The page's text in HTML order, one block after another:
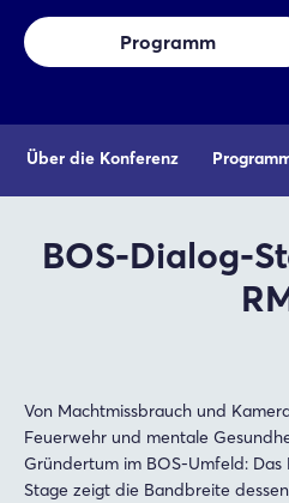
Programm
Über die Konferenz
BOS-Dialog-
Von Machtmissbrauch und
Feuerwehr und mentale
Gründertum im BOS-Umfeld:
Stage zeigt die Bandbreite